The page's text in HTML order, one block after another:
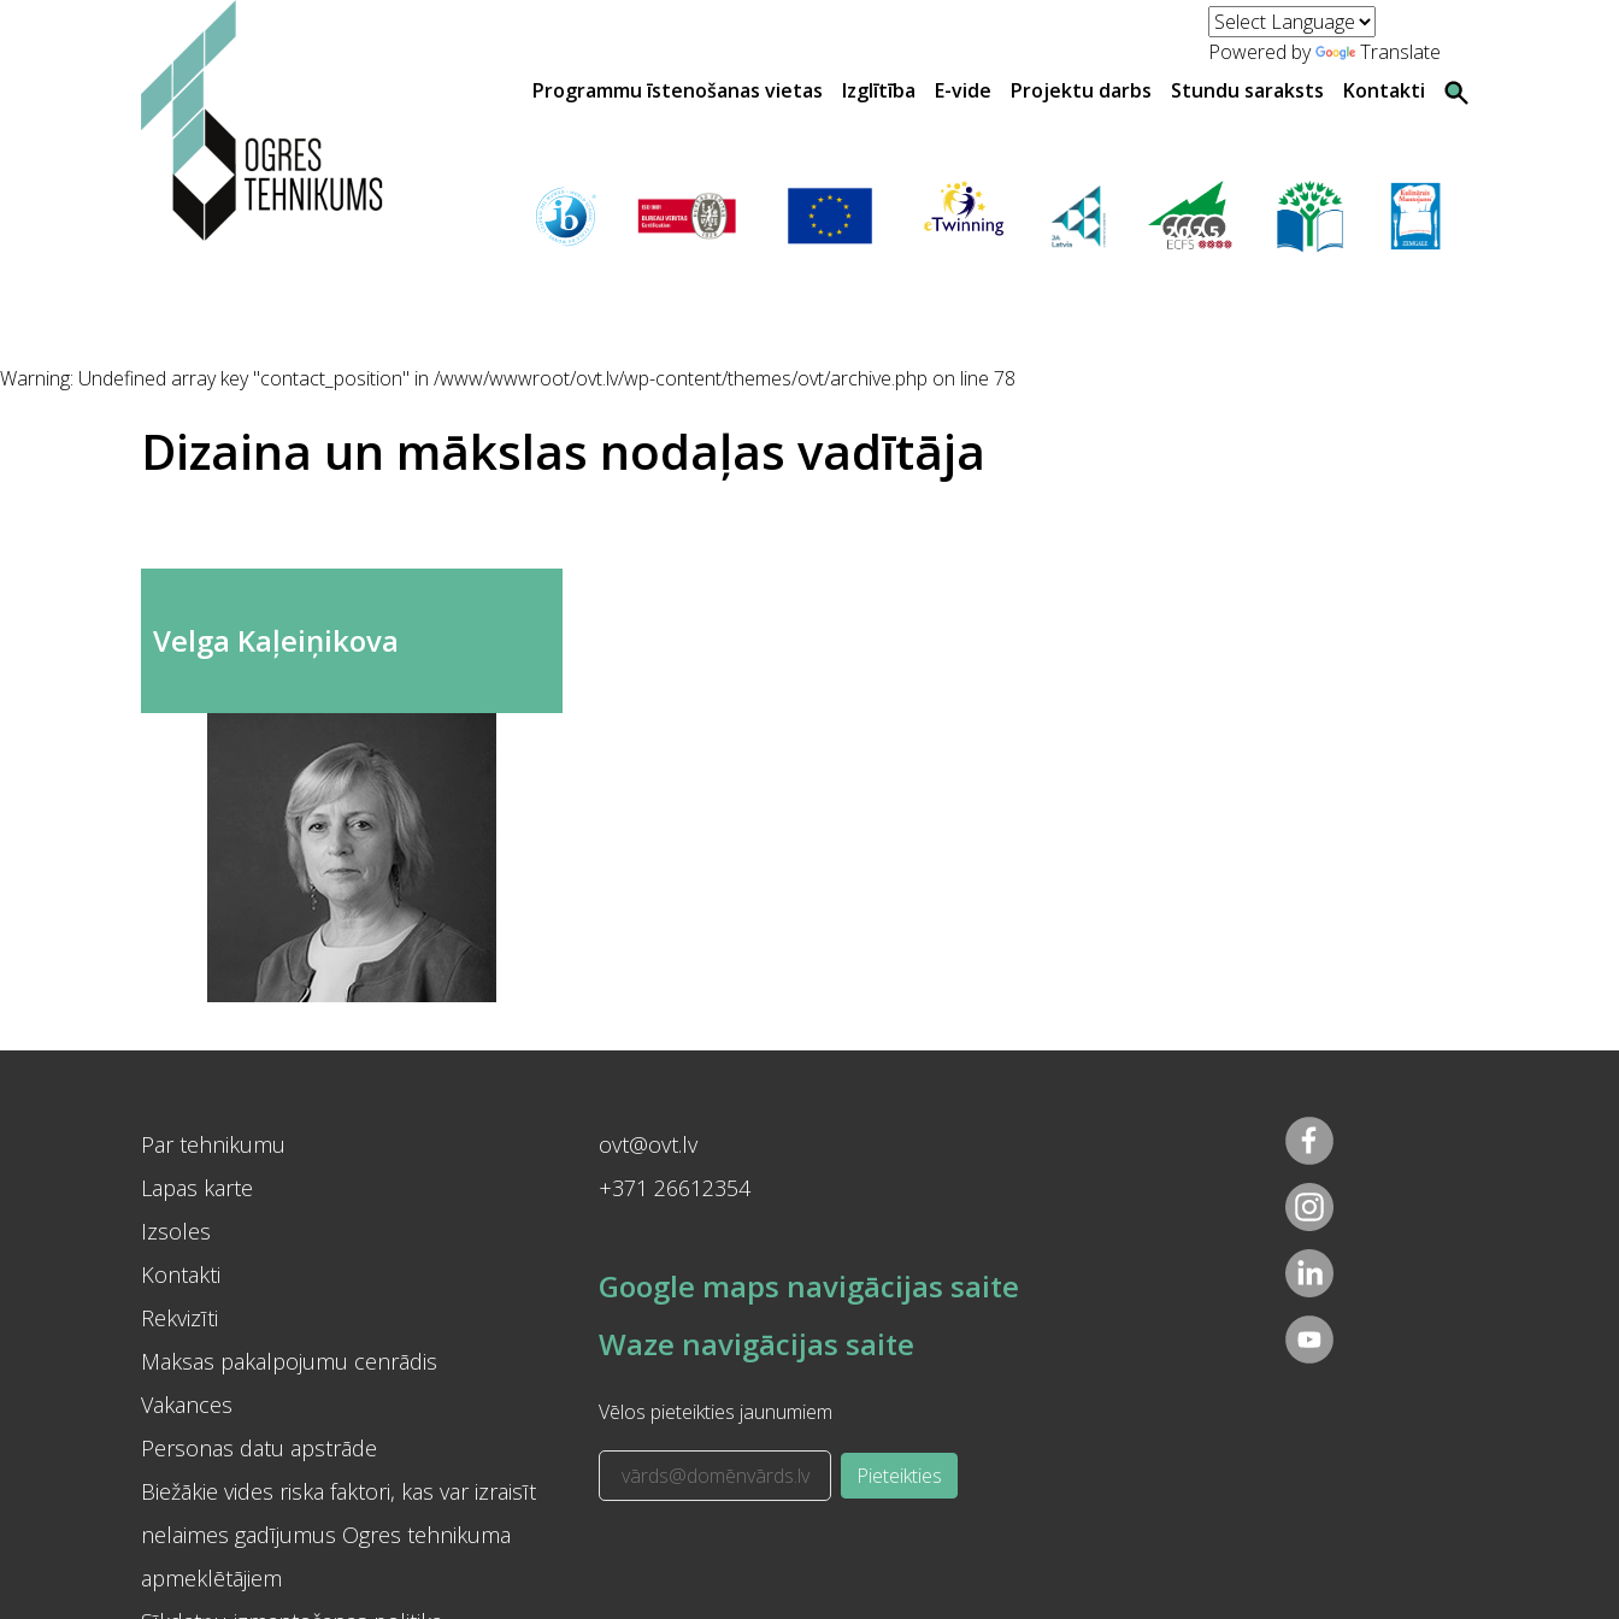
Powered by
Translate
Programmu īstenošanas vietas
Izglītība E-vide Projektu darbs Stundu saraksts Kontakti
Warning: Undefined array key "contact_position" in /www/wwwroot/ovt.lv/wp-content/themes/ovt/archive.php on line 78
Dizaina un mākslas nodaļas vadītāja
Velga Kaļeiņikova
Par tehnikumu
Lapas karte
Izsoles
Kontakti
Rekvizīti
Maksas pakalpojumu cenrādis
Vakances
Personas datu apstrāde
Biežākie vides riska faktori, kas var izraisīt
nelaimes gadījumus Ogres tehnikuma
apmeklētājiem
ovt@ovt.lv
+371 26612354
Google maps navigācijas saite
Waze navigācijas saite
Vēlos pieteikties jaunumiem
Pieteikties